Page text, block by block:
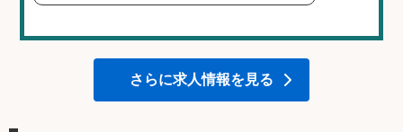
さらに求人情報を見る